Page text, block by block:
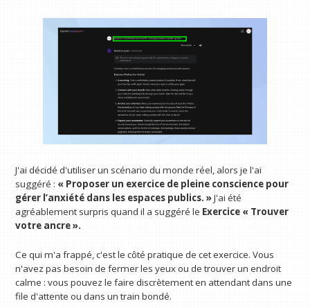
J'ai décidé d'utiliser un scénario du monde réel, alors je l'ai
suggéré : « Proposer un exercice de pleine conscience pour
gérer l’anxiété dans les espaces publics. »J'ai été
agréablement surpris quand il a suggéré le Exercice « Trouver
votre ancre ».
Ce qui m'a frappé, c'est le côté pratique de cet exercice. Vous
n'avez pas besoin de fermer les yeux ou de trouver un endroit
calme : vous pouvez le faire discrètement en attendant dans une
file d'attente ou dans un train bondé.